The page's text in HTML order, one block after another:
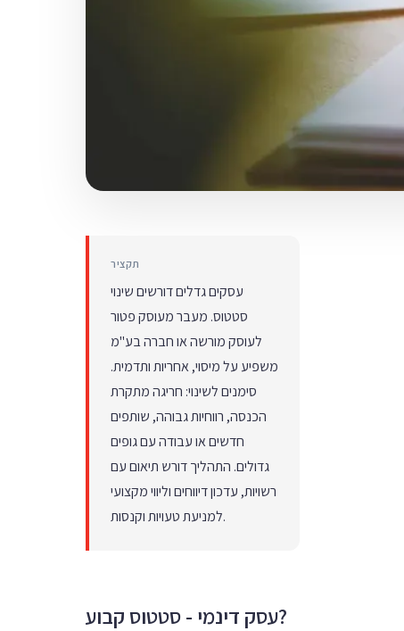
תקציר
עסקים גדלים דורשים שינוי
סטטוס. מעבר מעוסק פטור
לעוסק מורשה או חברה בע"מ
משפיע על מיסוי, אחריות ותדמית.
סימנים לשינוי: חריגה מתקרת
הכנסה, רווחיות גבוהה, שותפים
חדשים או עבודה עם גופים
גדולים. התהליך דורש תיאום עם
רשויות, עדכון דיווחים וליווי מקצועי
למניעת טעויות וקנסות.
עסק דינמי - סטטוס קבוע?